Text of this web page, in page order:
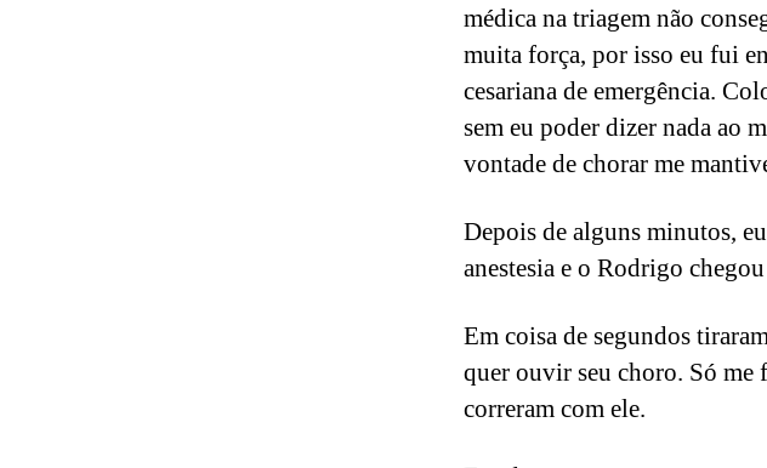
médica na triagem não
muita força, por isso eu fui
cesariana de emergência.
sem eu poder dizer nada ao
vontade de chorar me
Depois de alguns minutos,
anestesia e o Rodrigo
Em coisa de segundos
quer ouvir seu choro. Só me
correram com ele.